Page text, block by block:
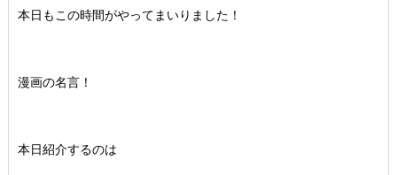
本日もこの時間がやってまいりました！
漫画の名言！
本日紹介するのは